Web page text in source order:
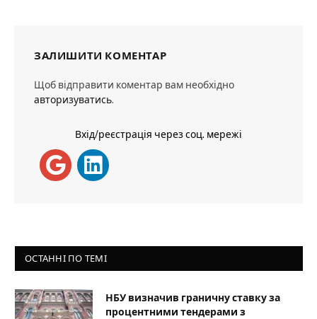
ЗАЛИШИТИ КОМЕНТАР
Щоб відправити коментар вам необхідно
авторизуватись.
Вхід/реєстрація через соц. мережі
ОСТАННІ ПО ТЕМІ
НБУ визначив граничну ставку за
процентними тендерами з